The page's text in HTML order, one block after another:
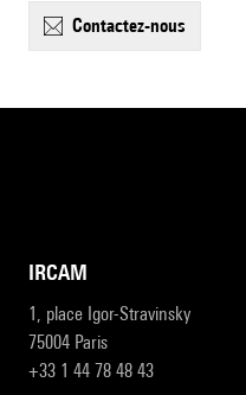
contactez-nous
IRCAM
1, place Igor-Stravinsky
75004 Paris
+33 1 44 78 48 43